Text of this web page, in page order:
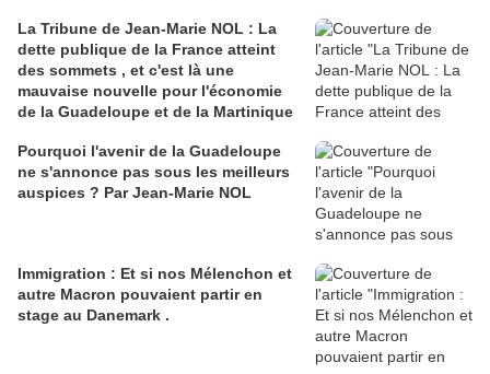
La Tribune de Jean-Marie NOL : La
dette publique de la France atteint
des sommets , et c'est là une
mauvaise nouvelle pour l'économie
de la Guadeloupe et de la Martinique
Pourquoi l'avenir de la Guadeloupe
ne s'annonce pas sous les meilleurs
auspices ? Par Jean-Marie NOL
Immigration : Et si nos Mélenchon et
autre Macron pouvaient partir en
stage au Danemark .